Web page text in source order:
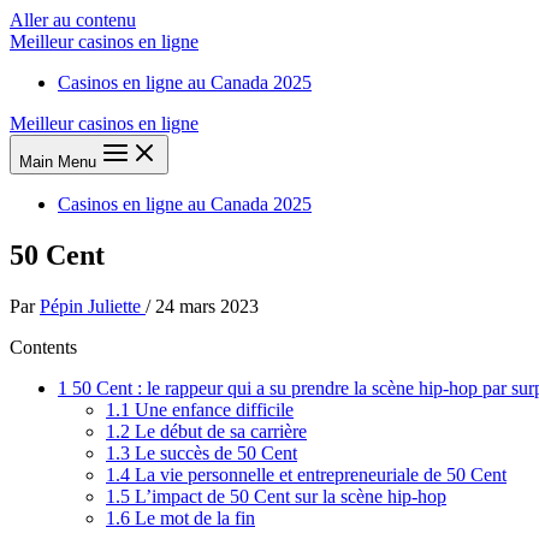
Aller au contenu
Meilleur casinos en ligne
Casinos en ligne au Canada 2025
Meilleur casinos en ligne
Main Menu
Casinos en ligne au Canada 2025
50 Cent
ParPépin Juliette / 24 mars 2023
Contents
1 50 Cent : le rappeur qui a su prendre la scène hip-hop par
1.1 Une enfance difficile
1.2 Le début de sa carrière
1.3 Le succès de 50 Cent
1.4 La vie personnelle et entrepreneuriale de 50 Cent
1.5 L’impact de 50 Cent sur la scène hip-hop
1.6 Le mot de la fin